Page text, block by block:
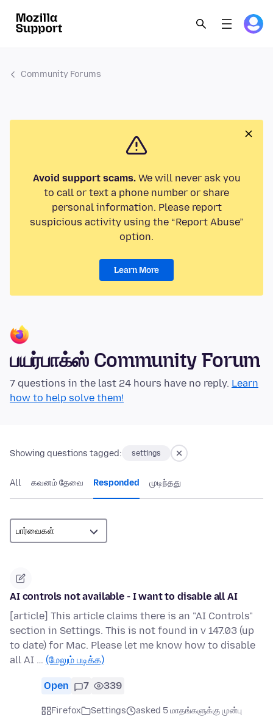
Community Forums
Avoid support scams.We will never ask you
to call or text a phone number or share
personal information. Please report
suspicious activity using the “Report Abuse”
option.
Learn More
பயர்பாக்ஸ் Community Forum
7 questions in the last 24 hours have no reply. Learn
how to help solve them!
Showing questions tagged: settings
All கவனம் தேவை Responded முடிந்தது
AI controls not available - I want to disable all AI
[article] This article claims there is an "AI Controls"
section in Settings. This is not found in v 147.03 (up
to date) for Mac. Please let me know how to disable
all AI … (மேலும் படிக்க)
Open 7 339
Firefox Settings
asked 5 மாதங்களுக்கு முன்பு